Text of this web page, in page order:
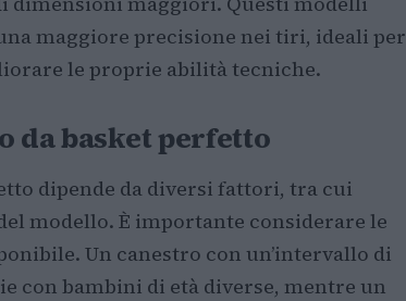
maggiore precisione nei tiri, ideali per
le proprie abilità tecniche.
da basket perfetto
dipende da diversi fattori, tra cui
modello. È importante considerare le
Un canestro con un’intervallo di
con bambini di età diverse, mentre un